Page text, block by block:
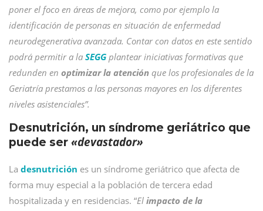
poner el foco en áreas de mejora, como por ejemplo la
identificación de personas en situación de enfermedad
neurodegenerativa avanzada. Contar con datos en este sentido
podrá permitir a la SEGG plantear iniciativas formativas que
redunden en optimizar la atención que los profesionales de la
Geriatría prestamos a las personas mayores en los diferentes
niveles asistenciales”.
Desnutrición, un síndrome geriátrico que
puede ser «devastador»
La desnutrición es un síndrome geriátrico que afecta de
forma muy especial a la población de tercera edad
hospitalizada y en residencias. “El impacto de la